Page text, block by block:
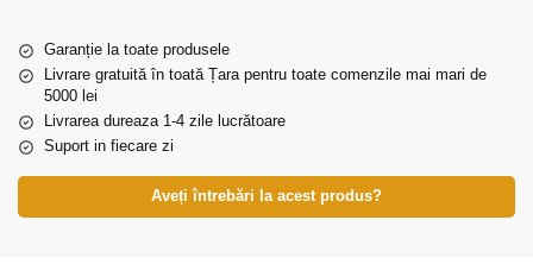
Garanție la toate produsele
Livrare gratuită în toată Țara pentru toate comenzile mai mari de
5000 lei
Livrarea dureaza 1-4 zile lucrătoare
Suport in fiecare zi
Aveți întrebări la acest produs?